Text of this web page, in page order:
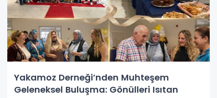
Yakamoz Derneği’nden Muhteşem
Geleneksel Buluşma: Gönülleri Isıtan